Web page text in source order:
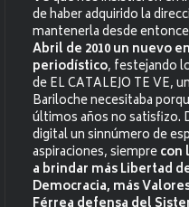
de haber adquirido la
mantenerla desde
Abril de 2010 un nuevo
periodístico, festejando
de EL CATALEJO TE VE,
Bariloche necesitaba
últimos años no satisfizo.
digital un sinnúmero de
aspiraciones, siemprecon
a brindar más Libertad
Democracia, más